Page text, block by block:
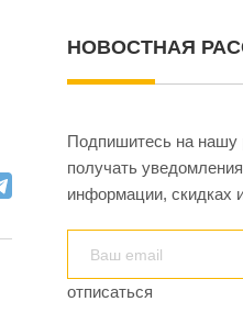
НОВОСТНАЯ
Подпишитесь на нашу
получать
информации, скидках
отписаться